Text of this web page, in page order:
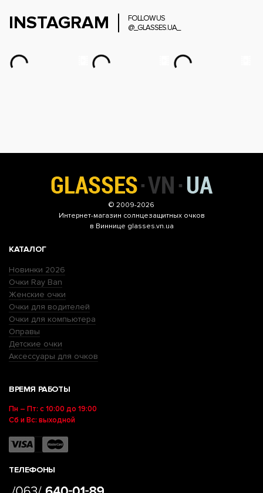
INSTAGRAM
FOLLOW US
@_GLASSES.UA_
© 2009-2026
Интернет-магазин солнцезащитных очков
в Виннице glasses.vn.ua
КАТАЛОГ
Новинки 2026
Очки Ray Ban
Женские очки
Очки для водителей
Очки для компьютера
Оправы
Детские очки
Аксессуары для очков
ВРЕМЯ РАБОТЫ
Пн – Пт: с 10:00 до 19:00
Сб и Вс: выходной
ТЕЛЕФОНЫ